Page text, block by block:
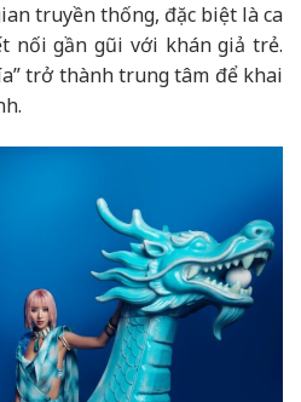
truyền thống, đặc biệt là ca
nối gần gũi với khán giả trẻ.
trở thành trung tâm để khai